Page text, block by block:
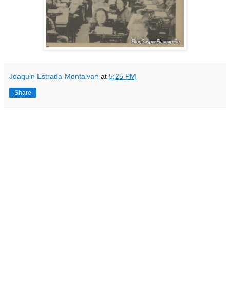
Joaquin Estrada-Montalvan at 5:25 PM
Share